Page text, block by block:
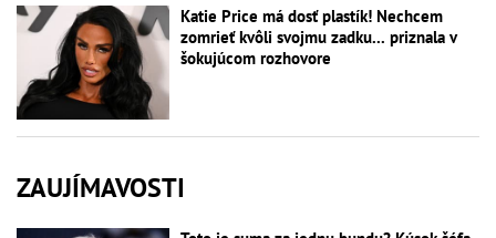
Katie Price má dosť plastík! Nechcem
zomrieť kvôli svojmu zadku... priznala v
šokujúcom rozhovore
ZAUJÍMAVOSTI